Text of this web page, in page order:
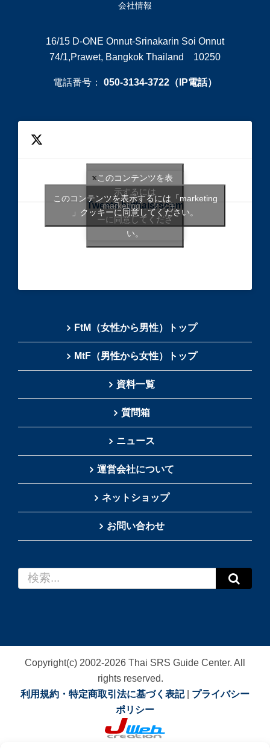
会社情報
16/15 D-ONE Onnut-Srinakarin Soi Onnut
74/1,Prawet, Bangkok Thailand 10250
電話番号： 050-3134-3722（IP電話）
Tweets bythaisrscom
このコンテンツを表
示するには
「marketing 」クッキ
ーに同意してくださ
い。
このコンテンツを表示するには「marketing
」クッキーに同意してください。
FtM（女性から男性）トップ
MtF（男性から女性）トップ
資料一覧
質問箱
ニュース
運営会社について
ネットショップ
お問い合わせ
索
Copyright(c) 2002-2026 Thai SRS Guide Center. All
rights reserved.
利用規約・特定商取引法に基づく表記| プライバシー
ポリシー